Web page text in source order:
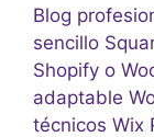
Blog
sencillo
Shopify o
adaptable
técnicos Wix